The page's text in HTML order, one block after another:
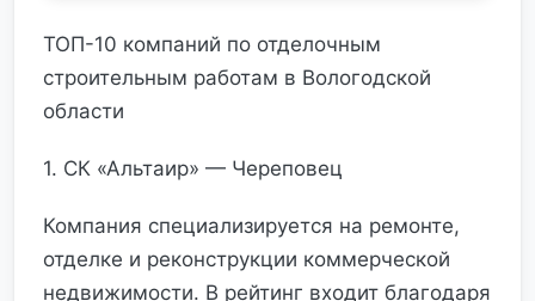
ТОП-10 компаний по отделочным
строительным работам в Вологодской
области
1. СК «Альтаир» — Череповец
Компания специализируется на ремонте,
отделке и реконструкции коммерческой
недвижимости. В рейтинг входит благодаря